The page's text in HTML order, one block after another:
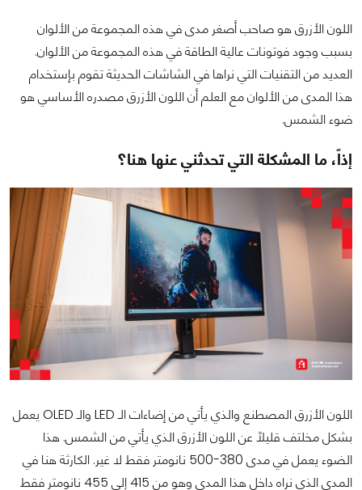
اللون الأزرق هو صاحب أصغر مدى في هذه المجموعة من الألوان
بسبب وجود فوتونات عالية الطاقة في هذه المجموعة من الألوان.
العديد من التقنيات التي نراها في الشاشات الحديثة تقوم بإستخدام
هذا المدى من الألوان مع العلم أن اللون الأزرق مصدره الأساسي هو
ضوء الشمس.
إذاً، ما المشكلة التي تحدثني عنها هنا؟
اللون الأزرق المصطنع والذي يأتي من إضاءات الـ LED والـ OLED يعمل
بشكل مخلتف قليلاً عن اللون الأزرق الذي يأتي من الشمس. هذا
الضوء يعمل في مدى 380-500 نانومتر فقط لا غير. الكارثة هنا في
المدى الذي نراه داخل هذا المدى وهو من 415 إلى 455 نانومتر فقط